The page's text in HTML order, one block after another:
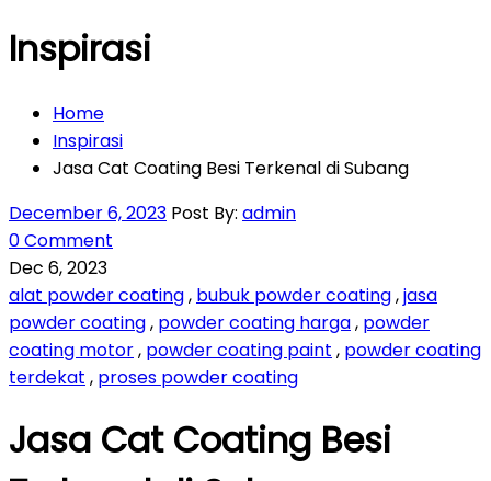
Inspirasi
Home
Inspirasi
Jasa Cat Coating Besi Terkenal di Subang
December 6, 2023 Post By: admin
0 Comment
Dec 6, 2023
alat powder coating, bubuk powder coating,jasa
powder coating, powder coating harga, powder
coating motor, powder coating paint , powder coating
terdekat , proses powder coating
Jasa Cat Coating Besi